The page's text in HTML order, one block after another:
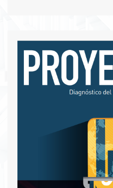
con el fin de mejorar los
regulación-supervisión a
Descargar PDF